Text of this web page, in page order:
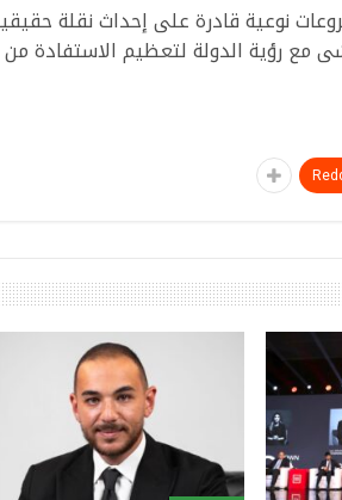
نوعية قادرة على إحداث نقلة
مع رؤية الدولة لتعظيم الاستفادة من